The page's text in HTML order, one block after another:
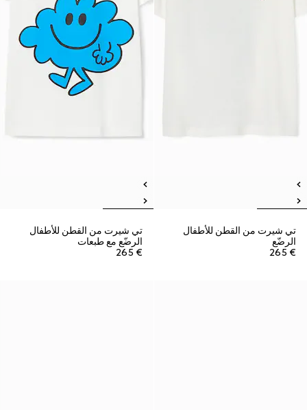
تي شيرت من القطن للأطفال
الرضّع
€ 265
تي شيرت من القطن للأطفال
الرضّع مع طبعات
€ 265